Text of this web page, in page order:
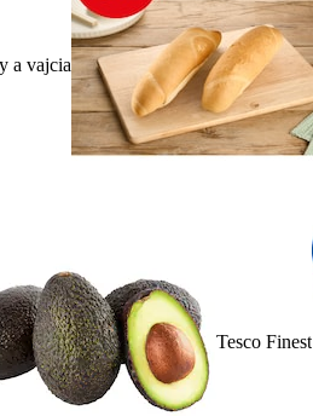
a vajcia
Tesco Finest